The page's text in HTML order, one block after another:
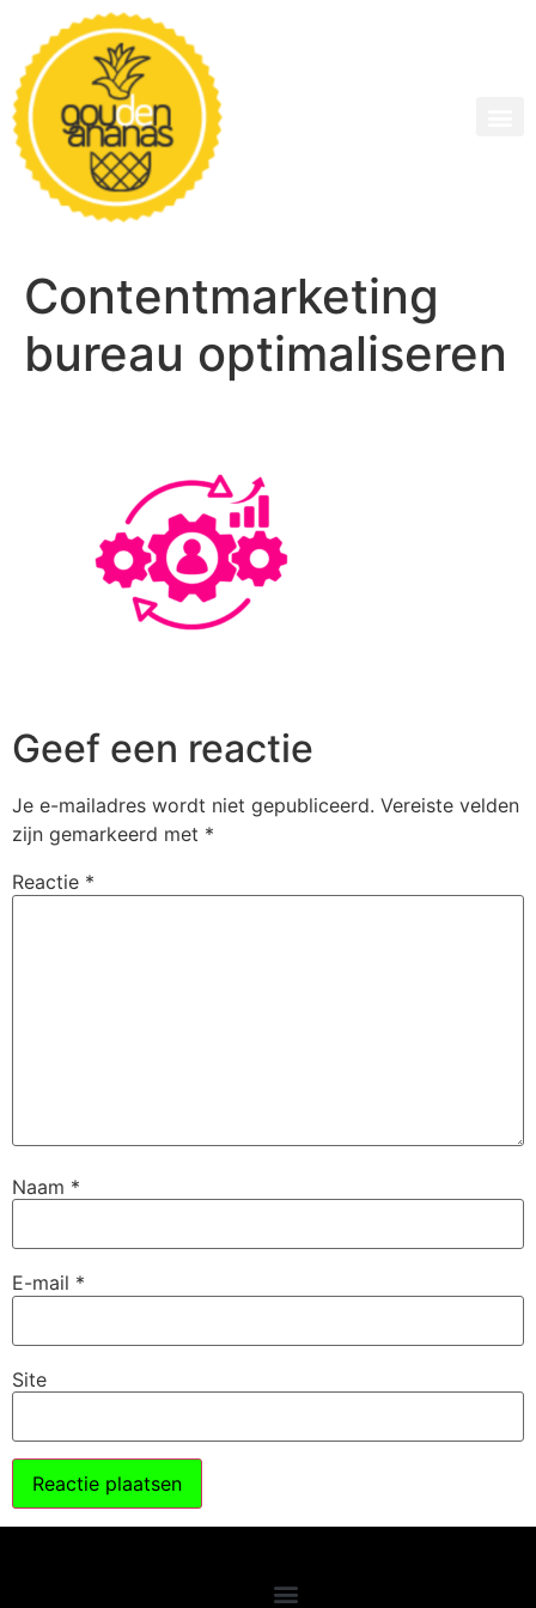
Contentmarketing
bureau optimaliseren
Geef een reactie
Je e-mailadres wordt niet gepubliceerd. Vereiste velden
zijn gemarkeerd met *
Reactie *
Naam *
E-mail *
Site